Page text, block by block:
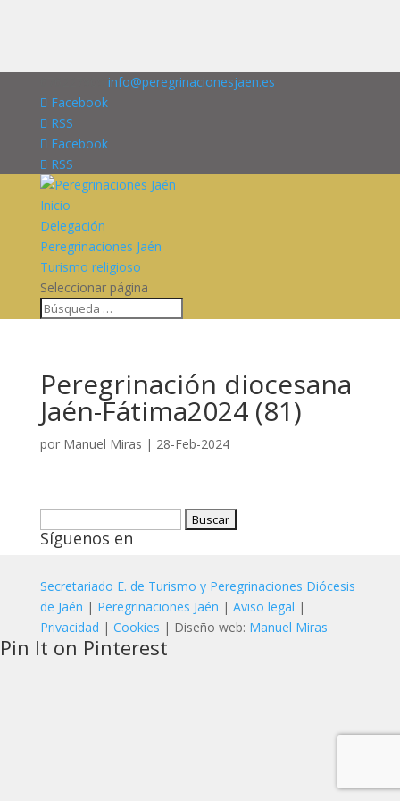
info@peregrinacionesjaen.es
Facebook
RSS
Facebook
RSS
Inicio
Delegación
Peregrinaciones Jaén
Turismo religioso
Seleccionar página
Peregrinación diocesana
Jaén-Fátima2024 (81)
por Manuel Miras | 28-Feb-2024
Síguenos en
Secretariado E. de Turismo y Peregrinaciones Diócesis
de Jaén | Peregrinaciones Jaén | Aviso legal |
Privacidad | Cookies | Diseño web: Manuel Miras
Pin It on Pinterest